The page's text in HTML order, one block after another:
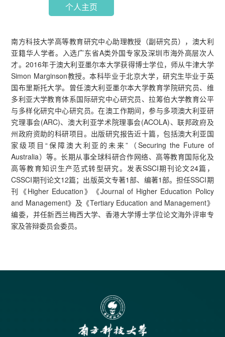
个人主页
南方科技大学高等教育研究中心助理教授（副研究员），澳大利
亚籍华人学者。入选广东省A类外国专家及深圳市海外高层次人
才。2016年于澳大利亚墨尔本大学获得博士学位，师从牛津大学
Simon Marginson教授。本科毕业于北京大学，研究生毕业于英
国布里斯托大学。曾任澳大利亚墨尔本大学教育学院研究员、维
多利亚大学教育体系国际研究中心研究员、拉筹伯大学教育公平
与多样化研究中心研究员。在澳工作期间，参与多项澳大利亚研
究理事会(ARC)、澳大利亚学术院理事会(ACOLA)、联邦政府及
州政府资助的科研项目。出版研究报告近十篇，包括澳大利亚国
家级项目“保障澳大利亚的未来”（Securing the Future of
Australia）等。长期从事全球科研合作网络、高等教育国际化及
高等教育知识生产范式转型研究。发表SSCI期刊论文24篇，
CSSCI期刊论文12篇；出版英文专著1部、编著1部。担任SSCI期
刊《Higher Education》《Journal of Higher Education Policy
and Management》及《Tertiary Education and Management》
编委，并任新西兰梅西大学、香港大学博士学位论文海外评审专
家及答辩委员会委员。